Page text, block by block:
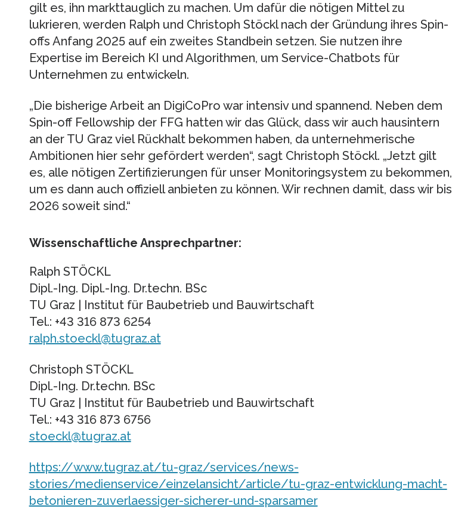
gilt es, ihn markttauglich zu machen. Um dafür die nötigen Mittel zu
lukrieren, werden Ralph und Christoph Stöckl nach der Gründung ihres Spin-
offs Anfang 2025 auf ein zweites Standbein setzen. Sie nutzen ihre
Expertise im Bereich KI und Algorithmen, um Service-Chatbots für
Unternehmen zu entwickeln.
„Die bisherige Arbeit an DigiCoPro war intensiv und spannend. Neben dem
Spin-off Fellowship der FFG hatten wir das Glück, dass wir auch hausintern
an der TU Graz viel Rückhalt bekommen haben, da unternehmerische
Ambitionen hier sehr gefördert werden“, sagt Christoph Stöckl. „Jetzt gilt
es, alle nötigen Zertifizierungen für unser Monitoringsystem zu bekommen,
um es dann auch offiziell anbieten zu können. Wir rechnen damit, dass wir bis
2026 soweit sind.“
Wissenschaftliche Ansprechpartner:
Ralph STÖCKL
Dipl.-Ing. Dipl.-Ing. Dr.techn. BSc
TU Graz | Institut für Baubetrieb und Bauwirtschaft
Tel.: +43 316 873 6254
ralph.stoeckl@tugraz.at
Christoph STÖCKL
Dipl.-Ing. Dr.techn. BSc
TU Graz | Institut für Baubetrieb und Bauwirtschaft
Tel.: +43 316 873 6756
stoeckl@tugraz.at
https://www.tugraz.at/tu-graz/services/news-
stories/medienservice/einzelansicht/article/tu-graz-entwicklung-macht-
betonieren-zuverlaessiger-sicherer-und-sparsamer